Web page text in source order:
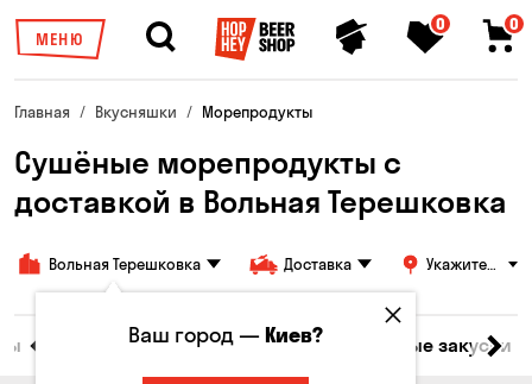
МЕНЮ
0 0
Главная Вкусняшки Морепродукты
Сушёные морепродукты с
доставкой в ​​Вольная Терешковка
Вольная Терешковка Доставка
Укажите
Рыба Морепродукты Сырные закуски
Ваш город —Киев?